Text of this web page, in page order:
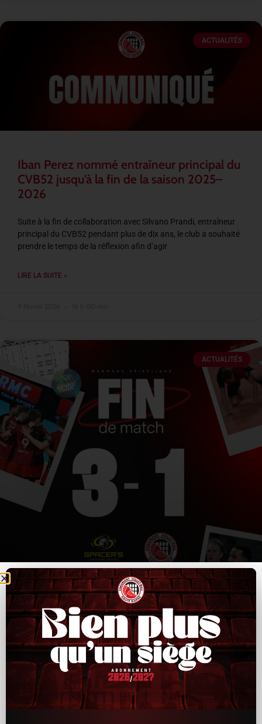
ACTUALITÉS
Iban Perez nommé entraîneur principal du
CVB52 jusqu’à la fin de la saison 2025–
2026
Suite à la fin de collaboration avec Silvano Prandi, entraîneur
principal du CVB52 pendant plus de dix ans, le club a souhaité
prendre le temps de la réflexion afin d’agir
LIRE LA SUITE »
ACTUALITÉS
CVB52–Toulouse : un bon départ, puis trop